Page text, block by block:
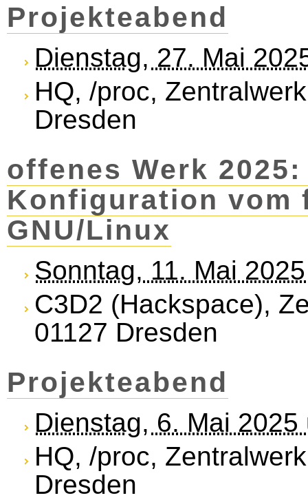
Projekteabend
Dienstag, 27. Mai
HQ, /proc,
Dresden
offenes Werk
Konfiguration vom
GNU/Linux
Sonntag, 11. Mai
C3D2 (Hackspace),
01127 Dresden
Projekteabend
Dienstag, 6. Mai
HQ, /proc,
Dresden